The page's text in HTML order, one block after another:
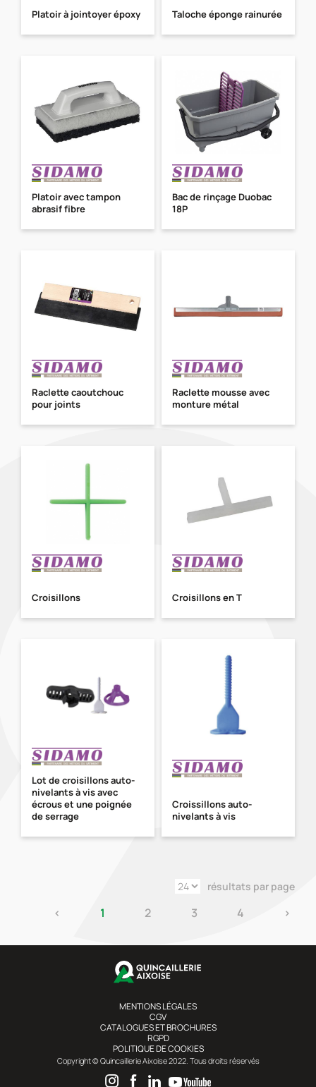
Platoir à jointoyer époxy Taloche éponge rainurée
Platoir avec tampon
abrasif fibre
Bac de rinçage Duobac
18P
Raclette caoutchouc
pour joints
Raclette mousse avec
monture métal
Croisillons Croisillons en T
Lot de croisillons auto-
nivelants à vis avec
écrous et une poignée
de serrage
Croissillons auto-
nivelants à vis
résultats par page
‹ 1 2 3 4 ›
MENTIONS LÉGALES
CGV
CATALOGUES ET BROCHURES
RGPD
POLITIQUE DE COOKIES
Copyright © Quincaillerie Aixoise 2022. Tous droits réservés